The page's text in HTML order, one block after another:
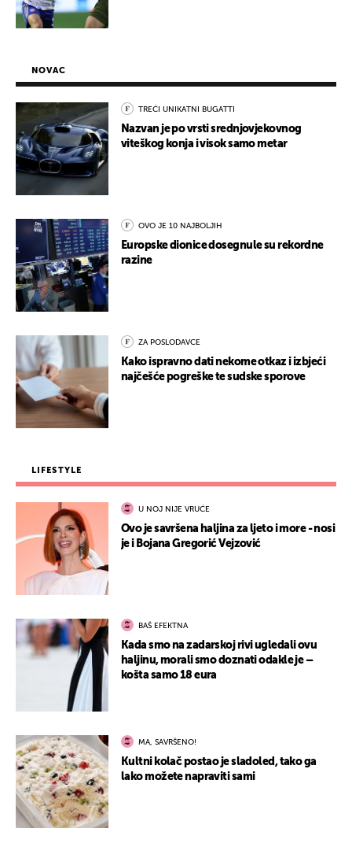
NOVAC
TREĆI UNIKATNI BUGATTI
Nazvan je po vrsti srednjovjekovnog
viteškog konja i visok samo metar
OVO JE 10 NAJBOLJIH
Europske dionice dosegnule su rekordne
razine
ZA POSLODAVCE
Kako ispravno dati nekome otkaz i izbjeći
najčešće pogreške te sudske sporove
LIFESTYLE
U NOJ NIJE VRUĆE
Ovo je savršena haljina za ljeto i more - nosi
je i Bojana Gregorić Vejzović
BAŠ EFEKTNA
Kada smo na zadarskoj rivi ugledali ovu
haljinu, morali smo doznati odakle je –
košta samo 18 eura
MA, SAVRŠENO!
Kultni kolač postao je sladoled, tako ga
lako možete napraviti sami